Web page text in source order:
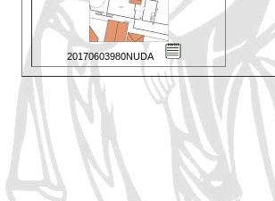
20170603980NUDA